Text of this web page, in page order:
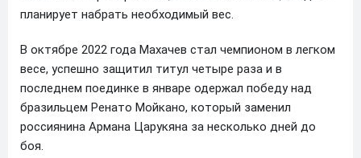
планирует набрать необходимый вес.
В октябре 2022 года Махачев стал чемпионом в легком
весе, успешно защитил титул четыре раза и в
последнем поединке в январе одержал победу над
бразильцем Ренато Мойкано, который заменил
россиянина Армана Царукяна за несколько дней до
боя.